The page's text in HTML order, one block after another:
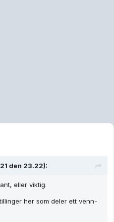
den 23.22):
eller viktig.
her som deler ett venn-